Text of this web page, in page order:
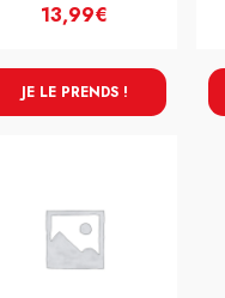
13,99€
JE LE PRENDS !